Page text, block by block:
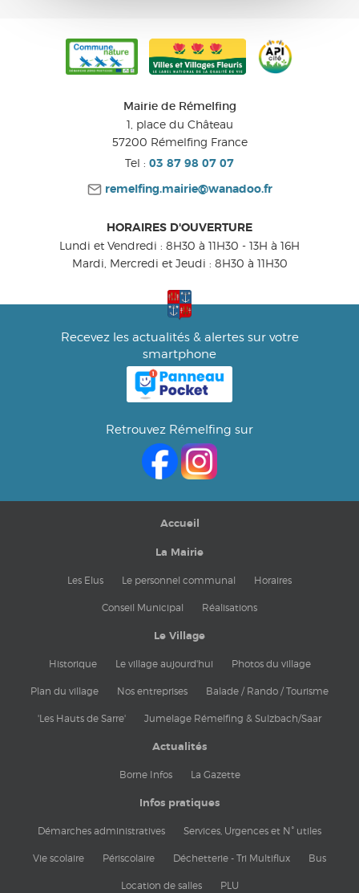
Mairie de Rémelfing
1, place du Château
57200 Rémelfing France
Tel : 03 87 98 07 07
remelfing.mairie@wanadoo.fr
HORAIRES D'OUVERTURE
Lundi et Vendredi : 8H30 à 11H30 - 13H à 16H
Mardi, Mercredi et Jeudi : 8H30 à 11H30
Recevez les actualités & alertes sur votre
smartphone
Retrouvez Rémelfing sur
Accueil
La Mairie
Les Elus Le personnel communal Horaires
Conseil Municipal Réalisations
Le Village
Historique Le village aujourd'hui Photos du village
Plan du village Nos entreprises Balade / Rando / Tourisme
'Les Hauts de Sarre' Jumelage Rémelfing & Sulzbach/Saar
Actualités
Borne Infos La Gazette
Infos pratiques
Démarches administratives Services, Urgences et N° utiles
Vie scolaire Périscolaire Déchetterie - Tri Multiflux Bus
Location de salles PLU